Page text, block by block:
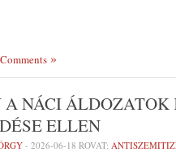
A NÁCI
ELLEN
- 2026-06-18 ROVAT: